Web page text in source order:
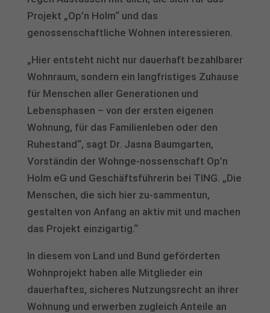
Projekt „Op’n Holm“ und das
genossenschaftliche Wohnen interessieren.
„Hier entsteht nicht nur dauerhaft bezahlbarer
Wohnraum, sondern ein langfristiges Zuhause
für Menschen aller Generationen und
Lebensphasen – von der ersten eigenen
Wohnung, für das Familienleben oder den
Ruhestand“, sagt Dr. Jasna Baumgarten,
Vorständin der Wohnge-nossenschaft Op’n
Holm eG und Geschäftsführerin bei TING. „Die
Menschen, die sich hier zu-sammentun,
gestalten von Anfang an aktiv mit und machen
das Projekt einzigartig.“
In diesem von Land und Bund geförderten
Wohnprojekt haben alle Mitglieder ein
dauerhaftes, sicheres Nutzungsrecht an ihrer
Wohnung und erwerben zugleich Anteile an